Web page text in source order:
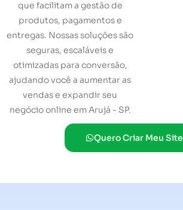
que facilitam a gestão de
produtos, pagamentos e
entregas. Nossas soluções são
seguras, escaláveis e
otimizadas para conversão,
ajudando você a aumentar as
vendas e expandir seu
negócio online em Arujá - SP.
Quero Criar Meu Site